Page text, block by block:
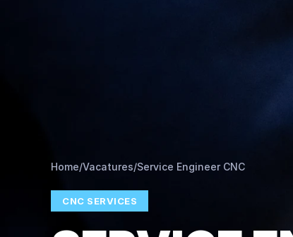
Home/Vacatures/Service Engineer CNC​​​​‌ ‍ ​‍​‍‌‍ ‌ ​‍‌‍‍‌‌‍‌ ‌‍‍‌‌‍ ‍​‍​‍​ ‍‍​‍​‍‌ ​ ‌‍​‌‌‍ ‍‌‍‍‌‌ ‌​‌ ‍‌​‍ ‍‌‍‍‌‌‍ ​‍​‍​‍ ​​‍​‍‌‍‍​‌ ​‍‌‍‌‌‌‍‌‍​‍​‍​ ‍‍​‍​‍​‍ ‌ ​ ‌ ‌​‌ ‌‌‌‍‌​‌‍‍‌‌‍ ​‍ ‌‍‍‌‌‍ ‍‌ ‌​‌‍‌‌‌‍ ‍‌ ‌​​‍ ‌‍‌‌‌‍‌​‌‍‍‌‌ ‌​​‍ ‌‍ ‌‌‍ ‌‍‌​‌‍‌‌​ ‌‌ ​​‌ ​‍‌‍‌‌‌ ​ ‌‍‌‌‌‍ ‍‌ ‌​‌‍​‌‌ ‌​‌‍‍‌‌‍ ‌‍ ‍​ ‍ ‌‍‍‌‌‍‌​​ ‌‌ ‌‍‌‍​‌‌‍​ ‌‍​‌‌ ‌​‌ ‌‌‌ ​‍‌‍‌‌​‍ ‍‌‍‌​​ ​‍​ ​​​ ‍​​ ​‌​ ‍‌​ ​‍​ ​ ​ ‌‍‌‍‌​​ ​‍​ ‌‌​ ‌​‌‍​‍​ ​​​ ​ ​ ‍ ‌ ‌​‌ ‍‌‌ ​​‌‍‌‌​ ‌‌ ‌‍‌‍​‌‌‍​ ‌‍​‌‌ ‌​‌ ‌‌‌ ​‍‌‍‌‌​ ‍ ‌ ​​‌‍​‌‌ ‌​‌‍‍​​ ‌‌ ‌​‌‍‍‌‌ ‌​‌‍ ​‌‍‌‌​ ‌‍​‍‌‍​‌‌ ​ ‌‍‌‌‌‌‌‌‌ ​‍‌‍ ​​ ‌​‍‌‌​ ​‍‌​‌‍‌ ​ ‌ ‌​‌ ‌‌‌‍‌​‌‍‍‌‌‍ ​‍‌‍‌‍‍‌‌‍‌​​ ‌‌ ‌‍‌‍​‌‌‍​ ‌‍​‌‌ ‌​‌ ‌‌‌ ​‍‌‍‌‌​‍ ‍‌‍‌​​ ​‍​ ​​​ ‍​​ ​‌​ ‍‌​ ​‍​ ​ ​ ‌‍‌‍‌​​ ​‍​ ‌‌​ ‌​‌‍​‍​ ​​​ ​ ​‍‌‍‌ ‌​‌ ‍‌‌ ​​‌‍‌‌​ ‌‌ ‌‍‌‍​‌‌‍​ ‌‍​‌‌ ‌​‌ ‌‌‌ ​‍‌‍‌‌​‍‌‍‌ ​​‌‍​‌‌ ‌​‌‍‍​​ ‌‌ ‌​‌‍‍‌‌ ‌​‌‍ ​‌‍‌‌​‍‌‍‌ ​​‌‍‌‌‌ ​‍‌ ​ ‌ ​​‌‍‌‌‌‍​ ‌ ‌​‌‍‍‌‌ ‌‍‌‍‌‌​ ‌‌ ​​‌ ‌‌‌‍​‍‌‍ ​‌‍‍‌‌ ​ ‌‍‍​‌‍‌‌‌‍‌​​‍​‍‌ ‌
CNC SERVICES​​​​‌ ‍ ​‍​‍‌‍ ‌ ​‍‌‍‍‌‌‍‌ ‌‍‍‌‌‍ ‍​‍​‍​ ‍‍​‍​‍‌ ​ ‌‍​‌‌‍ ‍‌‍‍‌‌ ‌​‌ ‍‌​‍ ‍‌‍‍‌‌‍ ​‍​‍​‍ ​​‍​‍‌‍‍​‌ ​‍‌‍‌‌‌‍‌‍​‍​‍​ ‍‍​‍​‍​‍ ‌ ​ ‌ ‌​‌ ‌‌‌‍‌​‌‍‍‌‌‍ ​‍ ‌‍‍‌‌‍ ‍‌ ‌​‌‍‌‌‌‍ ‍‌ ‌​​‍ ‌‍‌‌‌‍‌​‌‍‍‌‌ ‌​​‍ ‌‍ ‌‌‍ ‌‍‌​‌‍‌‌​ ‌‌ ​​‌ ​‍‌‍‌‌‌ ​ ‌‍‌‌‌‍ ‍‌ ‌​‌‍​‌‌ ‌​‌‍‍‌‌‍ ‌‍ ‍​ ‍ ‌‍‍‌‌‍‌​​ ‌‌ ‌‍‌‍​‌‌‍​ ‌‍​‌‌ ‌​‌ ‌‌‌ ​‍‌‍‌‌​‍ ‍‌‍‌​​ ​‍​ ​​​ ‍​​ ​‌​ ‍‌​ ​‍​ ​ ​ ‌‍‌‍‌​​ ​‍​ ‌‌​ ‌​‌‍​‍​ ​​​ ​ ​ ‍ ‌ ‌​‌ ‍‌‌ ​​‌‍‌‌​ ‌‌ ‌‍‌‍​‌‌‍​ ‌‍​‌‌ ‌​‌ ‌‌‌ ​‍‌‍‌‌​ ‍ ‌ ​​‌‍​‌‌ ‌​‌‍‍​​ ‌‌‍‌​‌‍‌‌‌ ​​‌‍​‌‌ ​‍‌ ‌​‌‍ ‌‌‍‌‌‌‍ ‍‌ ‌​​ ‌‍​‍‌‍​‌‌ ​ ‌‍‌‌‌‌‌‌‌ ​‍‌‍ ​​ ‌​‍‌‌​ ​‍‌​‌‍‌ ​ ‌ ‌​‌ ‌‌‌‍‌​‌‍‍‌‌‍ ​‍‌‍‌‍‍‌‌‍‌​​ ‌‌ ‌‍‌‍​‌‌‍​ ‌‍​‌‌ ‌​‌ ‌‌‌ ​‍‌‍‌‌​‍ ‍‌‍‌​​ ​‍​ ​​​ ‍​​ ​‌​ ‍‌​ ​‍​ ​ ​ ‌‍‌‍‌​​ ​‍​ ‌‌​ ‌​‌‍​‍​ ​​​ ​ ​‍‌‍‌ ‌​‌ ‍‌‌ ​​‌‍‌‌​ ‌‌ ‌‍‌‍​‌‌‍​ ‌‍​‌‌ ‌​‌ ‌‌‌ ​‍‌‍‌‌​‍‌‍‌ ​​‌‍​‌‌ ‌​‌‍‍​​ ‌‌‍‌​‌‍‌‌‌ ​​‌‍​‌‌ ​‍‌ ‌​‌‍ ‌‌‍‌‌‌‍ ‍‌ ‌​​‍‌‍‌ ​​‌‍‌‌‌ ​‍‌ ​ ‌ ​​‌‍‌‌‌‍​ ‌ ‌​‌‍‍‌‌ ‌‍‌‍‌‌​ ‌‌ ​​‌ ‌‌‌‍​‍‌‍ ​‌‍‍‌‌ ​ ‌‍‍​‌‍‌‌‌‍‌​​‍​‍‌ ‌